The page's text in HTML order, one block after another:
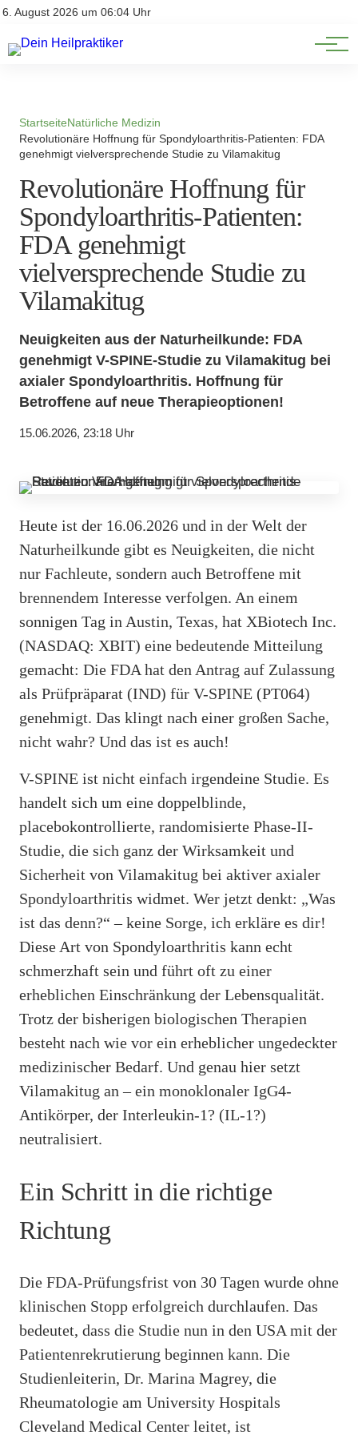
6. August 2026 um 06:04 Uhr
Impressum
Natürliche Medizin
Heilpflanzen & Kräuterkunde
StartseiteNatürliche Medizin
Revolutionäre Hoffnung für Spondyloarthritis-Patienten: FDA
genehmigt vielversprechende Studie zu Vilamakitug
Revolutionäre Hoffnung für
Spondyloarthritis-Patienten:
FDA genehmigt
vielversprechende Studie zu
Vilamakitug
Neuigkeiten aus der Naturheilkunde: FDA
genehmigt V-SPINE-Studie zu Vilamakitug bei
axialer Spondyloarthritis. Hoffnung für
Betroffene auf neue Therapieoptionen!
15.06.2026, 23:18 Uhr
Heute ist der 16.06.2026 und in der Welt der
Naturheilkunde gibt es Neuigkeiten, die nicht
nur Fachleute, sondern auch Betroffene mit
brennendem Interesse verfolgen. An einem
sonnigen Tag in Austin, Texas, hat XBiotech Inc.
(NASDAQ: XBIT) eine bedeutende Mitteilung
gemacht: Die FDA hat den Antrag auf Zulassung
als Prüfpräparat (IND) für V-SPINE (PT064)
genehmigt. Das klingt nach einer großen Sache,
nicht wahr? Und das ist es auch!
V-SPINE ist nicht einfach irgendeine Studie. Es
handelt sich um eine doppelblinde,
placebokontrollierte, randomisierte Phase-II-
Studie, die sich ganz der Wirksamkeit und
Sicherheit von Vilamakitug bei aktiver axialer
Spondyloarthritis widmet. Wer jetzt denkt: „Was
ist das denn?“ – keine Sorge, ich erkläre es dir!
Diese Art von Spondyloarthritis kann echt
schmerzhaft sein und führt oft zu einer
erheblichen Einschränkung der Lebensqualität.
Trotz der bisherigen biologischen Therapien
besteht nach wie vor ein erheblicher ungedeckter
medizinischer Bedarf. Und genau hier setzt
Vilamakitug an – ein monoklonaler IgG4-
Antikörper, der Interleukin-1? (IL-1?)
neutralisiert.
Ein Schritt in die richtige
Richtung
Die FDA-Prüfungsfrist von 30 Tagen wurde ohne
klinischen Stopp erfolgreich durchlaufen. Das
bedeutet, dass die Studie nun in den USA mit der
Patientenrekrutierung beginnen kann. Die
Studienleiterin, Dr. Marina Magrey, die
Rheumatologie am University Hospitals
Cleveland Medical Center leitet, ist